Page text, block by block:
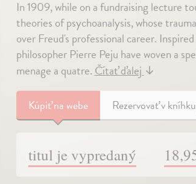
In 1909, while on a fundraising lecture
theories of psychoanalysis, whose
over Freud's professional career.
philosopher Pierre Peju have woven a
menage a quatre.Čítať ďalej↓
Kúpiťna webe Rezervovať v
titul je vypredaný